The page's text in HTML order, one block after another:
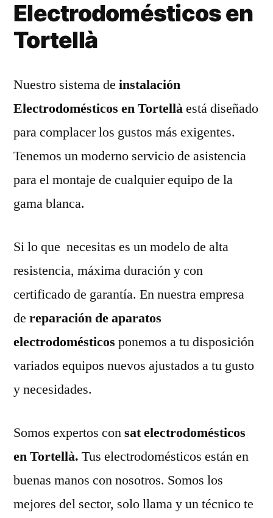
Electrodomésticos en
Tortellà
Nuestro sistema de instalación
Electrodomésticos en Tortellàestá diseñado
para complacer los gustos más exigentes.
Tenemos un moderno servicio de asistencia
para el montaje de cualquier equipo de la
gama blanca.
Si lo que necesitas es un modelo de alta
resistencia, máxima duración y con
certificado de garantía. En nuestra empresa
de reparación de aparatos
electrodomésticos ponemos a tu disposición
variados equipos nuevos ajustados a tu gusto
y necesidades.
Somos expertos consat electrodomésticos
en Tortellà. Tus electrodomésticos están en
buenas manos con nosotros. Somos los
mejores del sector, solo llama y un técnico te